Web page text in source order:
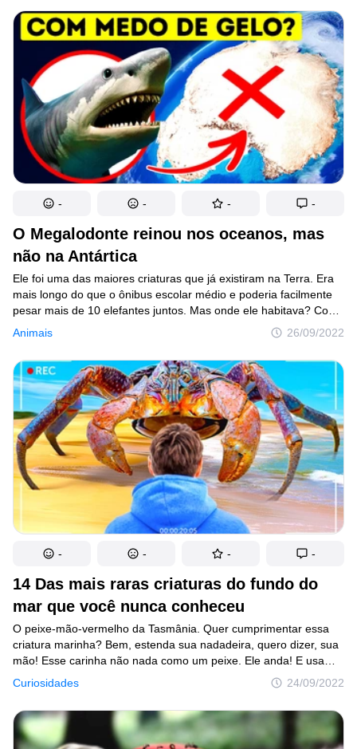
alimento durante um processo chamado fotossíntese. Para evitar
que as batatas fiquem verdes, você precisará armazená-las
em um local escuro e bem ventilado.
O Megalodonte reinou nos oceanos, mas
não na Antártica
Animais 26/09/2022
Ele foi uma das maiores criaturas que já existiram na Terra. Era
mais longo do que o ônibus escolar médio e poderia facilmente
pesar mais de 10 elefantes juntos. Mas onde ele habitava? Como
chegou a esse tamanho? E o mais importante, por que está
- - - -
14 Das mais raras criaturas do fundo do
mar que você nunca conheceu
Curiosidades 24/09/2022
O peixe-mão-vermelho da Tasmânia. Quer cumprimentar essa
criatura marinha? Bem, estenda sua nadadeira, quero dizer, sua
mão! Esse carinha não nada como um peixe. Ele anda! E usa
as mãos parecidas com nadadeiras para passear pelo fundo
do oceano. Esse andarilho das profundezas é muito incomodado
por nadadores e barcos! Algumas pessoas até querem levá-lo
para casa como animal de estimação! Acho que é melhor apenas
dar só um oi e seguir nadando!
- - - -